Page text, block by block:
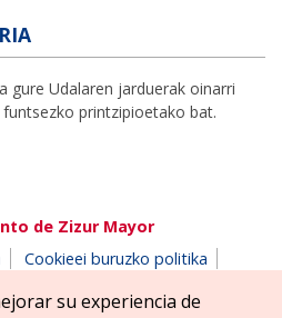
gure Udalaren jarduerak oinarri
printzipioetako bat.
de Zizur Mayor
Cookieei buruzko politika
postontzia
su experiencia de